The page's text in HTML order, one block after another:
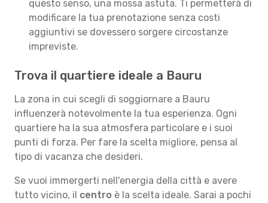
questo senso, una mossa astuta. Ti permetterà di
modificare la tua prenotazione senza costi
aggiuntivi se dovessero sorgere circostanze
impreviste.
Trova il quartiere ideale a Bauru
La zona in cui scegli di soggiornare a Bauru
influenzerà notevolmente la tua esperienza. Ogni
quartiere ha la sua atmosfera particolare e i suoi
punti di forza. Per fare la scelta migliore, pensa al
tipo di vacanza che desideri.
Se vuoi immergerti nell'energia della città e avere
tutto vicino, il centro è la scelta ideale. Sarai a pochi